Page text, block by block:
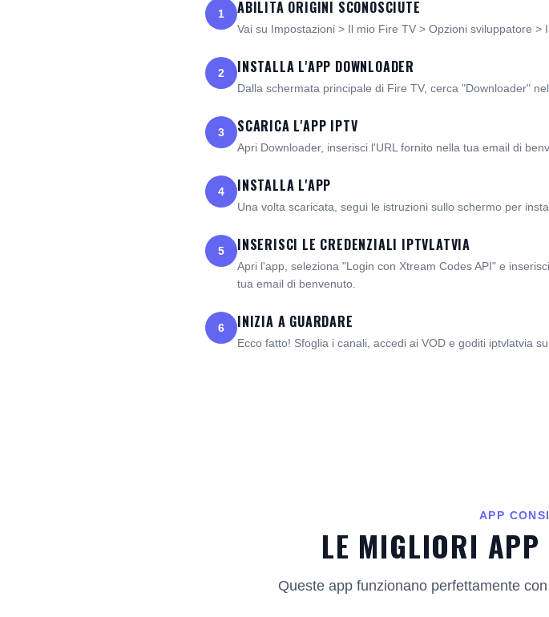
1 ABILITA ORIGINI SCONOSCIUTE
Vai su Impostazioni > Il mio Fire TV > Opzioni sviluppatore
2 INSTALLA L'APP DOWNLOADER
Dalla schermata principale di Fire TV, cerca "Downloader"
3 SCARICA L'APP IPTV
Apri Downloader, inserisci l'URL fornito nella tua email di
4 INSTALLA L'APP
Una volta scaricata, segui le istruzioni sullo schermo per
5 INSERISCI LE CREDENZIALI IPTVLATVIA
Apri l'app, seleziona "Login con Xtream Codes API" e
tua email di benvenuto.
6 INIZIA A GUARDARE
Ecco fatto! Sfoglia i canali, accedi ai VOD e goditi iptvlatvia
APP
LE MIGLIORI
Queste app funzionano perfettamente